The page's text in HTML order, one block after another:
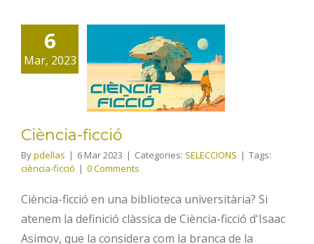
6
Mar, 2023
Ciència-
ficció
Ciència-ficció
Bypdellas | 6 Mar 2023 | Categories: SELECCIONS | Tags:
ciència-ficció | 0 Comments
Ciència-ficció en una biblioteca universitària? Si
atenem la definició clàssica de Ciència-ficció d'Isaac
Asimov, que la considera com la branca de la